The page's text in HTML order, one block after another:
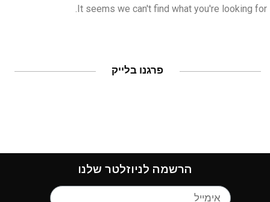
It seems we can't find what you're looking for.
פרגנו בלייק
הרשמה לניוזלטר שלנו